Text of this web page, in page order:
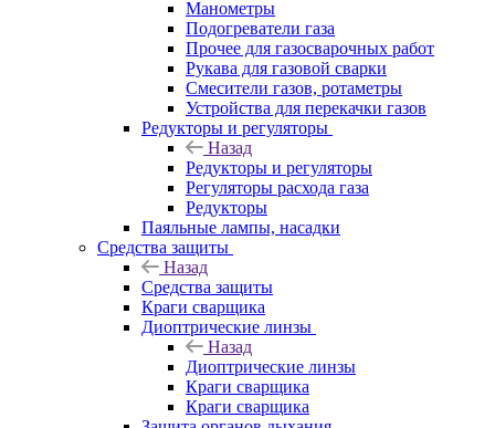
Манометры
Подогреватели газа
Прочее для газосварочных работ
Рукава для газовой сварки
Смесители газов, ротаметры
Устройства для перекачки газов
Редукторы и регуляторы
Назад
Редукторы и регуляторы
Регуляторы расхода газа
Редукторы
Паяльные лампы, насадки
Средства защиты
Назад
Средства защиты
Краги сварщика
Диоптрические линзы
Назад
Диоптрические линзы
Краги сварщика
Краги сварщика